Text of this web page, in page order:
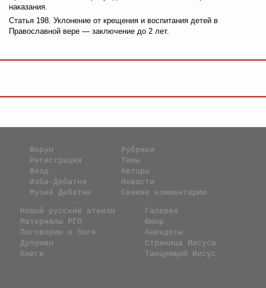
наказания.
Статья 198. Уклонение от крещения и воспитания детей в
Православной вере — заключение до 2 лет.
Форум
Регистрация
Вход
Изба-Дебатня
Музей Дебатни
Рубрики
Темы
Авторы
Новости
Свежие комментарии
Новый русский атеизм
Материалы РГО
Поговорим о боге
Дулуман
Книги
Галерея
Юмор
Анекдоты
Страница Иисуса
Танцующий Иисус